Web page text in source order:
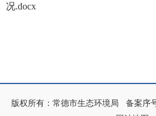
况.docx
版权所有：常德市生态环境局 备案序